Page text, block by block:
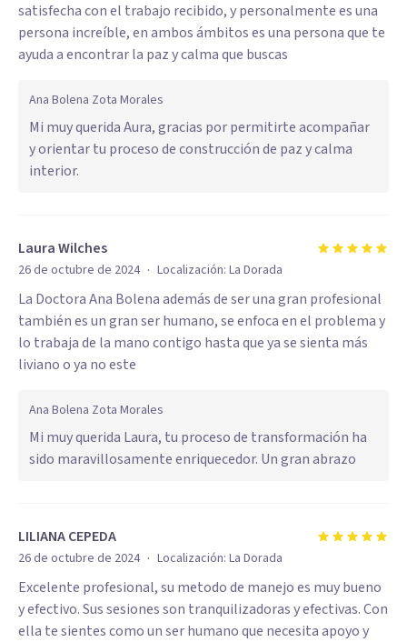
satisfecha con el trabajo recibido, y personalmente es una
persona increíble, en ambos ámbitos es una persona que te
ayuda a encontrar la paz y calma que buscas
Ana Bolena Zota Morales
Mi muy querida Aura, gracias por permitirte acompañar
y orientar tu proceso de construcción de paz y calma
interior.
Laura Wilches
26 de octubre de 2024 · Localización: La Dorada
La Doctora Ana Bolena además de ser una gran profesional
también es un gran ser humano, se enfoca en el problema y
lo trabaja de la mano contigo hasta que ya se sienta más
liviano o ya no este
Ana Bolena Zota Morales
Mi muy querida Laura, tu proceso de transformación ha
sido maravillosamente enriquecedor. Un gran abrazo
LILIANA CEPEDA
26 de octubre de 2024 · Localización: La Dorada
Excelente profesional, su metodo de manejo es muy bueno
y efectivo. Sus sesiones son tranquilizadoras y efectivas. Con
ella te sientes como un ser humano que necesita apoyo y